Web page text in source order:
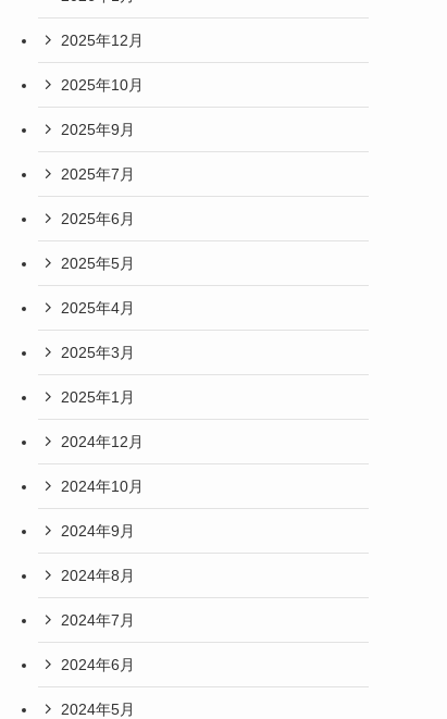
2025年12月
2025年10月
2025年9月
2025年7月
2025年6月
2025年5月
2025年4月
2025年3月
2025年1月
2024年12月
2024年10月
2024年9月
2024年8月
2024年7月
2024年6月
2024年5月